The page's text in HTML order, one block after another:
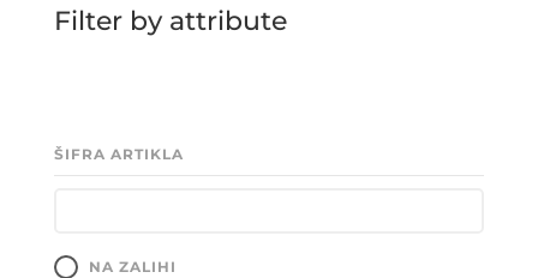
Filter by attribute
ŠIFRA ARTIKLA
NA ZALIHI